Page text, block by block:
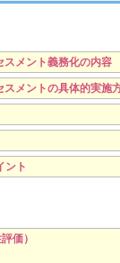
メント義務化の内容
メントの具体的実施
ント
価）